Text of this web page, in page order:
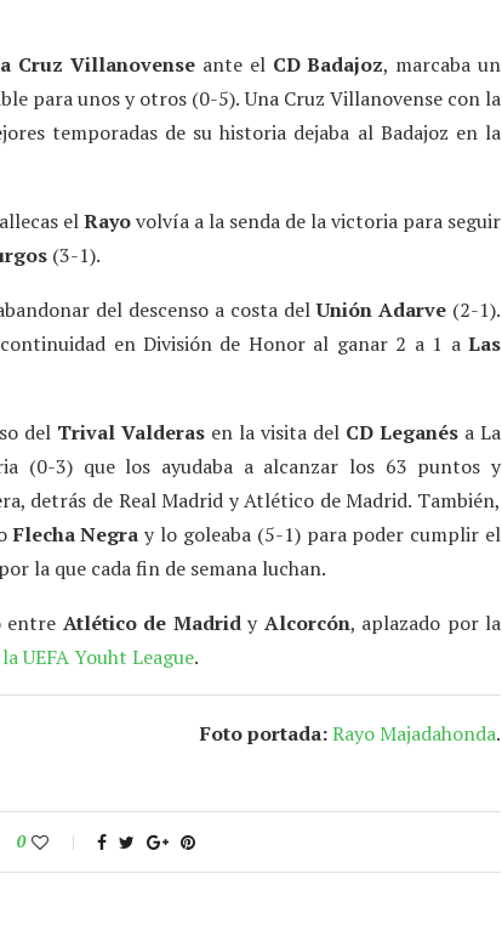
Cruz Villanovense ante el CD Badajoz, marcaba un
para unos y otros (0-5). Una Cruz Villanovense con la
temporadas de su historia dejaba al Badajoz en la
elRayovolvía a la senda de la victoria para seguir
(3-1).
del descenso a costa delUnión Adarve (2-1).
en División de Honor al ganar 2 a 1 aLas
del Trival Valderas en la visita del CD Leganés a La
(0-3) que los ayudaba a alcanzar los 63 puntos y
detrás de Real Madrid y Atlético de Madrid. También,
Flecha Negra y lo goleaba (5-1) para poder cumplir el
la que cada fin de semana luchan.
entre Atlético de Madridy Alcorcón, aplazado por la
UEFA Youht League.
Foto portada:Rayo Majadahonda.
0